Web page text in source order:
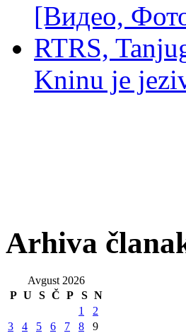
[Видео,
RTRS,
Kninu je
Arhiva
Avgust 2026
P U S Č P S N
1
2
3
4 5 6 7 8
9